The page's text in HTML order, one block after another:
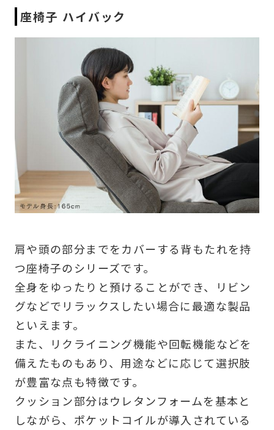
座椅子 ハイバック
肩や頭の部分までをカバーする背もたれを持
つ座椅子のシリーズです。
全身をゆったりと預けることができ、リビン
グなどでリラックスしたい場合に最適な製品
といえます。
また、リクライニング機能や回転機能などを
備えたものもあり、用途などに応じて選択肢
が豊富な点も特徴です。
クッション部分はウレタンフォームを基本と
しながら、ポケットコイルが導入されている